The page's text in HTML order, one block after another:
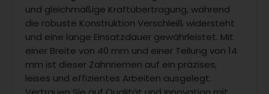
und gleichmäßige Kraftübertragung, während
die robuste Konstruktion Verschleiß widersteht
und eine lange Einsatzdauer gewährleistet. Mit
einer Breite von 40 mm und einer Teilung von 14
mm ist dieser Zahnriemen auf ein präzises,
leises und effizientes Arbeiten ausgelegt.